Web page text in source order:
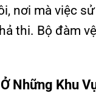
nơi mà việc
thi. Bộ đàm
Những Khu